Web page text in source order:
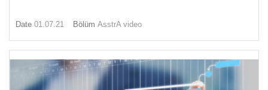
Date 01.07.21 Bölüm AsstrA video